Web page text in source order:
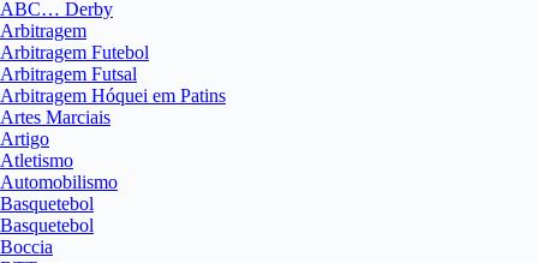
ABC… Derby
Arbitragem
Arbitragem Futebol
Arbitragem Futsal
Arbitragem Hóquei em Patins
Artes Marciais
Artigo
Atletismo
Automobilismo
Basquetebol
Basquetebol
Boccia